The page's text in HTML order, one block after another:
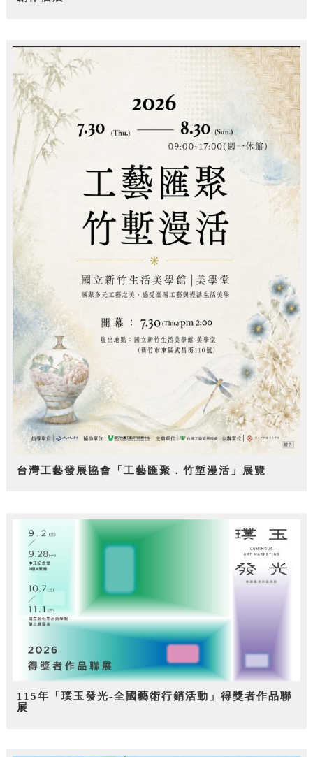
台灣工藝發展協會「工藝匯聚．竹塹漫活」展覽
115年「璞玉發光-全國藝術行銷活動」得獎者作品聯
展